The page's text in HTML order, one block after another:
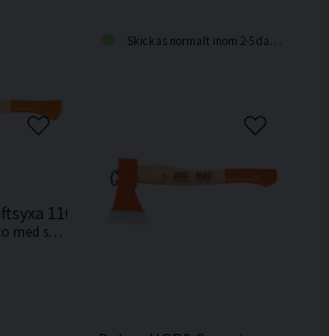
Skickas normalt inom 2-5 dagar
1100g 500mm
Friluftsyxa från Bahco med svängt skaft i askträ.